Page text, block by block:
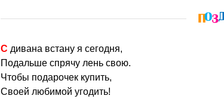
С дивана встану я сегодня,
Подальше спрячу лень свою.
Чтобы подарочек купить,
Своей любимой угодить!